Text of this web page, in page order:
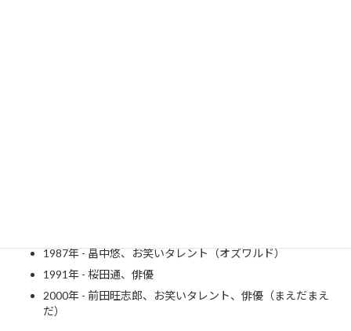
1987年 - 畠中悠、お笑いタレント（オズワルド）
1991年 - 桜田通、俳優
2000年 - 前田旺志郎、お笑いタレント、俳優（まえだまえ
だ）